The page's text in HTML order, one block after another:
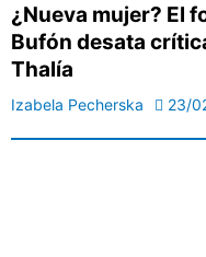
¿Nueva mujer? El
Bufón desata
Thalía
Izabela Pecherska 23/